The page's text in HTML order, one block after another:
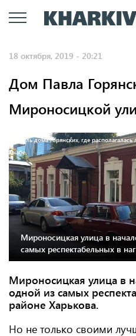
к
18 октября, 2019 - 20:21
Дом Павла
Мироносицкой
Флигель дома Горянских, где
Кнабе.
Мироносицкая улица в
самых респектабельных в
Мироносицкая улица в
одной из самых
районе Харькова.
Но не только своими